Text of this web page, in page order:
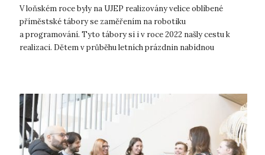
V loňském roce byly na UJEP realizovány velice oblíbené
příměstské tábory se zaměřením na robotiku
a programování. Tyto tábory si i v roce 2022 našly cestu k
realizaci. Dětem v průběhu letních prázdnin nabídnou